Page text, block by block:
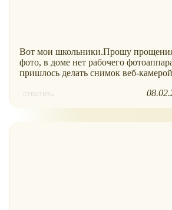
Вот мои школьники.Прошу прощения
фото, в доме нет рабочего
пришлось делать снимок веб-
ответить